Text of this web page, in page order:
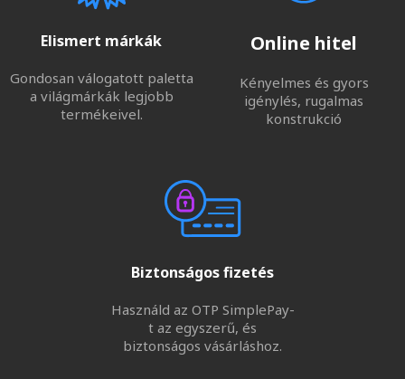
Elismert márkák
Gondosan válogatott paletta
a világmárkák legjobb
termékeivel.
Online hitel
Kényelmes és gyors
igénylés, rugalmas
konstrukció
Biztonságos fizetés
Használd az OTP SimplePay-
t az egyszerű, és
biztonságos vásárláshoz.